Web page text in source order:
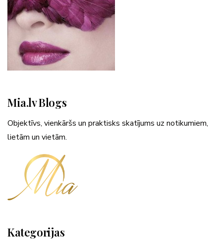
Mia.lv Blogs
Objektīvs, vienkāršs un praktisks skatījums uz notikumiem,
lietām un vietām.
Kategorijas